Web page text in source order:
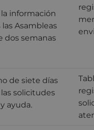
la información
Asambleas
dos semanas
de siete días
solicitudes
ayuda.